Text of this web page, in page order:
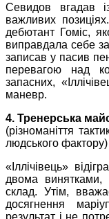
Севидов вгадав
важливих
дебютант Гоміс,
виправдала себе
записав у пасив
перевагою над
запасних,
маневр.
4. Тренерська
(різноманіття
людського фактору)
«Іллічівець»
двома винятками,
склад. Утім,
досягнення
результат і не